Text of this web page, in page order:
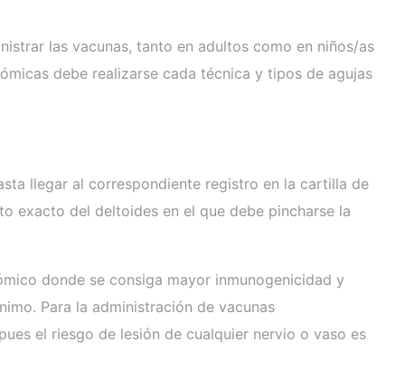
las vacunas, tanto en adultos como en niños/as
debe realizarse cada técnica y tipos de agujas
llegar al correspondiente registro en la cartilla de
exacto del deltoides en el que debe pincharse la
donde se consiga mayor inmunogenicidad y
Para la administración de vacunas
el riesgo de lesión de cualquier nervio o vaso es